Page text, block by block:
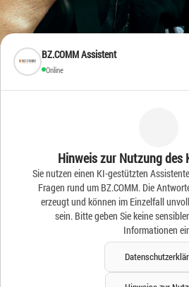
BZ.COMM Assistent
Online
Hinweis zur Nutzung des
Sie nutzen einen KI-gestützten
Fragen rund um BZ.COMM. Die
erzeugt und können im Einzelfall
sein. Bitte geben Sie keine
Informationen
Frische Ideen
News